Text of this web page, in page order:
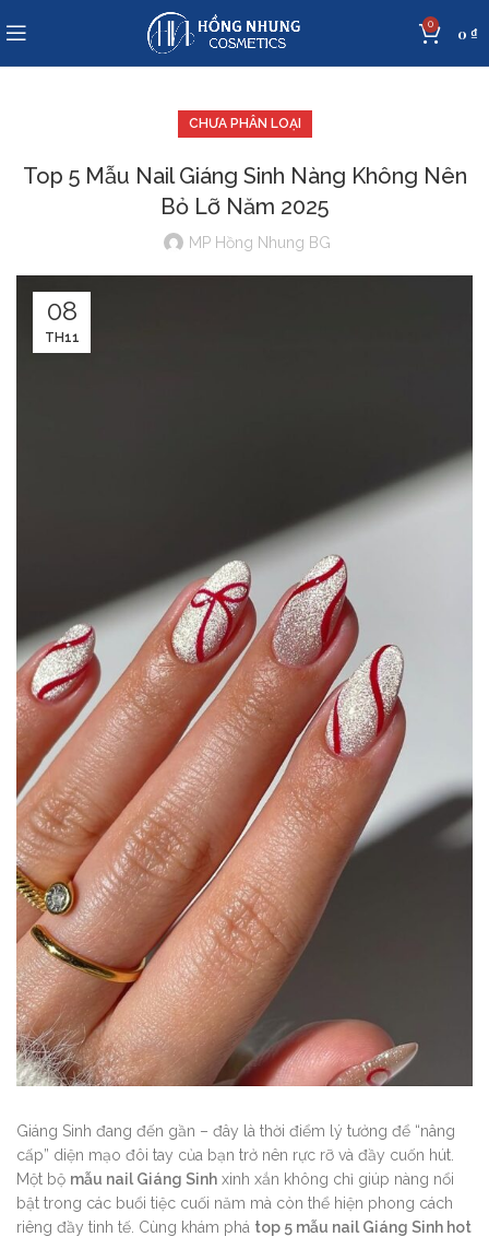
0 0 ₫
CHƯA PHÂN LOẠI
Top 5 Mẫu Nail Giáng Sinh Nàng Không Nên
Bỏ Lỡ Năm 2025
MP Hồng Nhung BG
08
TH11
Giáng Sinh đang đến gần – đây là thời điểm lý tưởng để “nâng
cấp” diện mạo đôi tay của bạn trở nên rực rỡ và đầy cuốn hút.
Một bộ mẫu nail Giáng Sinh xinh xắn không chỉ giúp nàng nổi
bật trong các buổi tiệc cuối năm mà còn thể hiện phong cách
riêng đầy tinh tế. Cùng khám phá top 5 mẫu nail Giáng Sinh hot